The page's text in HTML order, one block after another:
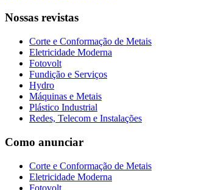
Nossas revistas
Corte e Conformação de Metais
Eletricidade Moderna
Fotovolt
Fundição e Serviços
Hydro
Máquinas e Metais
Plástico Industrial
Redes, Telecom e Instalações
Como anunciar
Corte e Conformação de Metais
Eletricidade Moderna
Fotovolt